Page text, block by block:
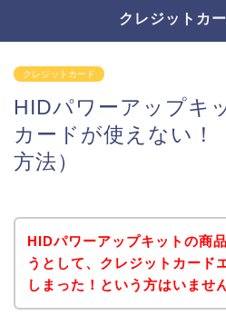
クレジットカ
クレジットカード
HIDパワーアップキ
カードが使えない！
方法）
HIDパワーアップキットの商
うとして、クレジットカード
しまった！という方はいませ